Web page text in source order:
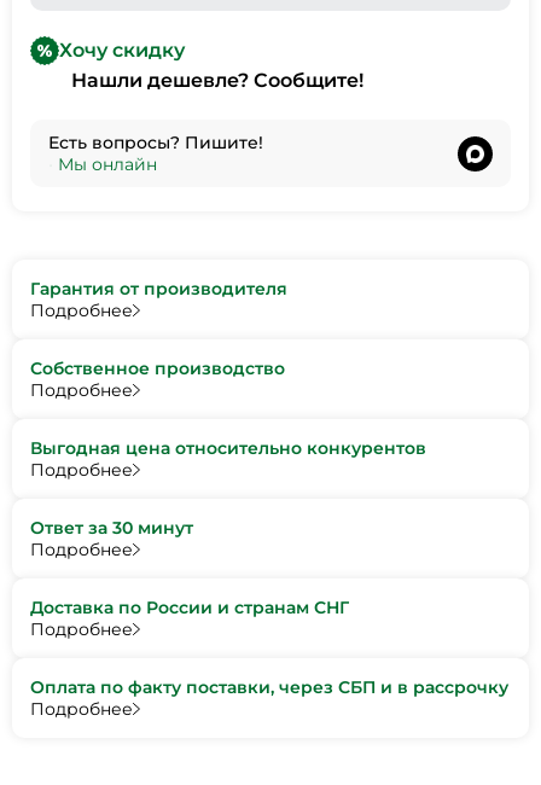
Хочу скидку
Нашли дешевле? Сообщите!
Есть вопросы? Пишите!
Мы онлайн
Гарантия от производителя
Подробнее
Собственное производство
Подробнее
Выгодная цена относительно конкурентов
Подробнее
Ответ за 30 минут
Подробнее
Доставка по России и странам СНГ
Подробнее
Оплата по факту поставки, через СБП и в рассрочку
Подробнее